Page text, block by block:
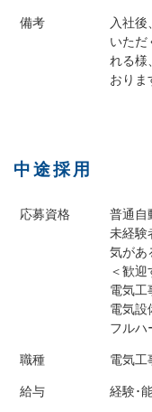
備考
入社
いただ
れる様
おりま
中途採用
応募資格
普通
未経験
気があ
＜歓迎
電気工
電気設
フルハ
職種
電気工
給与
経験･